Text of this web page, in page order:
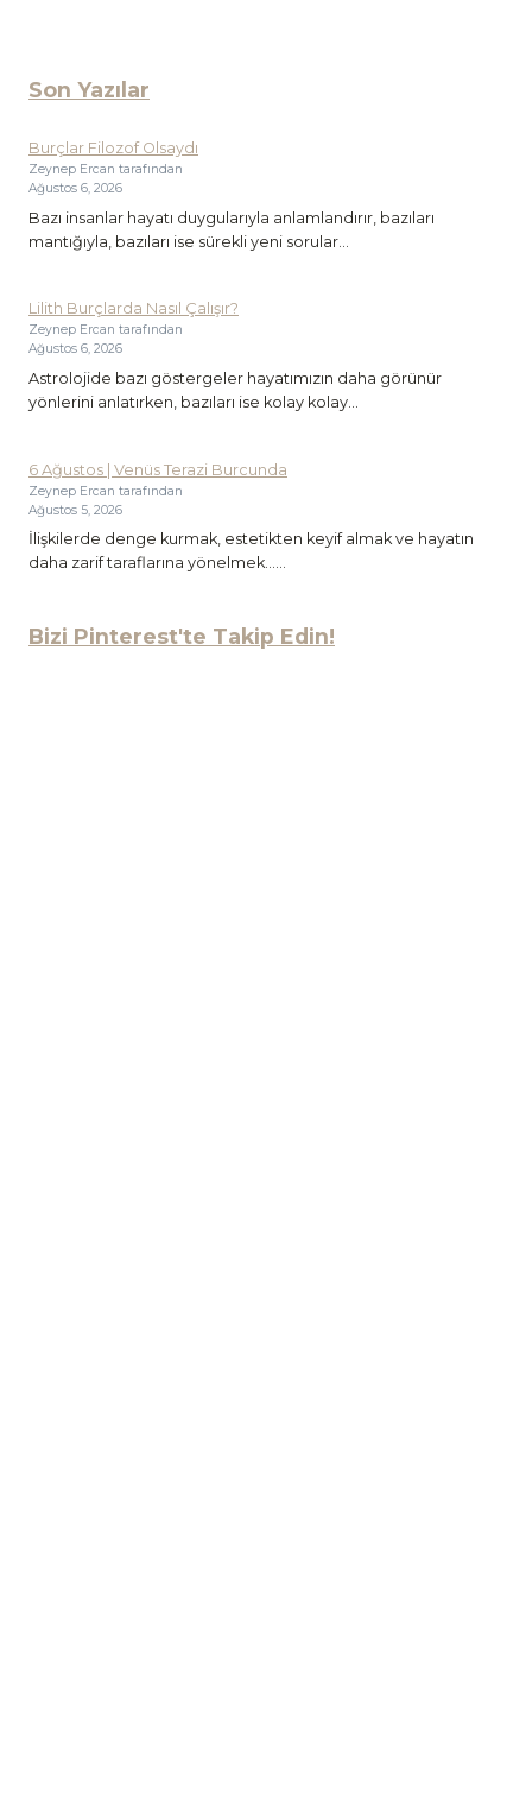
Son Yazılar
Burçlar Filozof Olsaydı
Zeynep Ercan tarafından
Ağustos 6, 2026
Bazı insanlar hayatı duygularıyla anlamlandırır, bazıları
mantığıyla, bazıları ise sürekli yeni sorular...
Lilith Burçlarda Nasıl Çalışır?
Zeynep Ercan tarafından
Ağustos 6, 2026
Astrolojide bazı göstergeler hayatımızın daha görünür
yönlerini anlatırken, bazıları ise kolay kolay...
6 Ağustos | Venüs Terazi Burcunda
Zeynep Ercan tarafından
Ağustos 5, 2026
İlişkilerde denge kurmak, estetikten keyif almak ve hayatın
daha zarif taraflarına yönelmek…...
Bizi Pinterest'te Takip Edin!